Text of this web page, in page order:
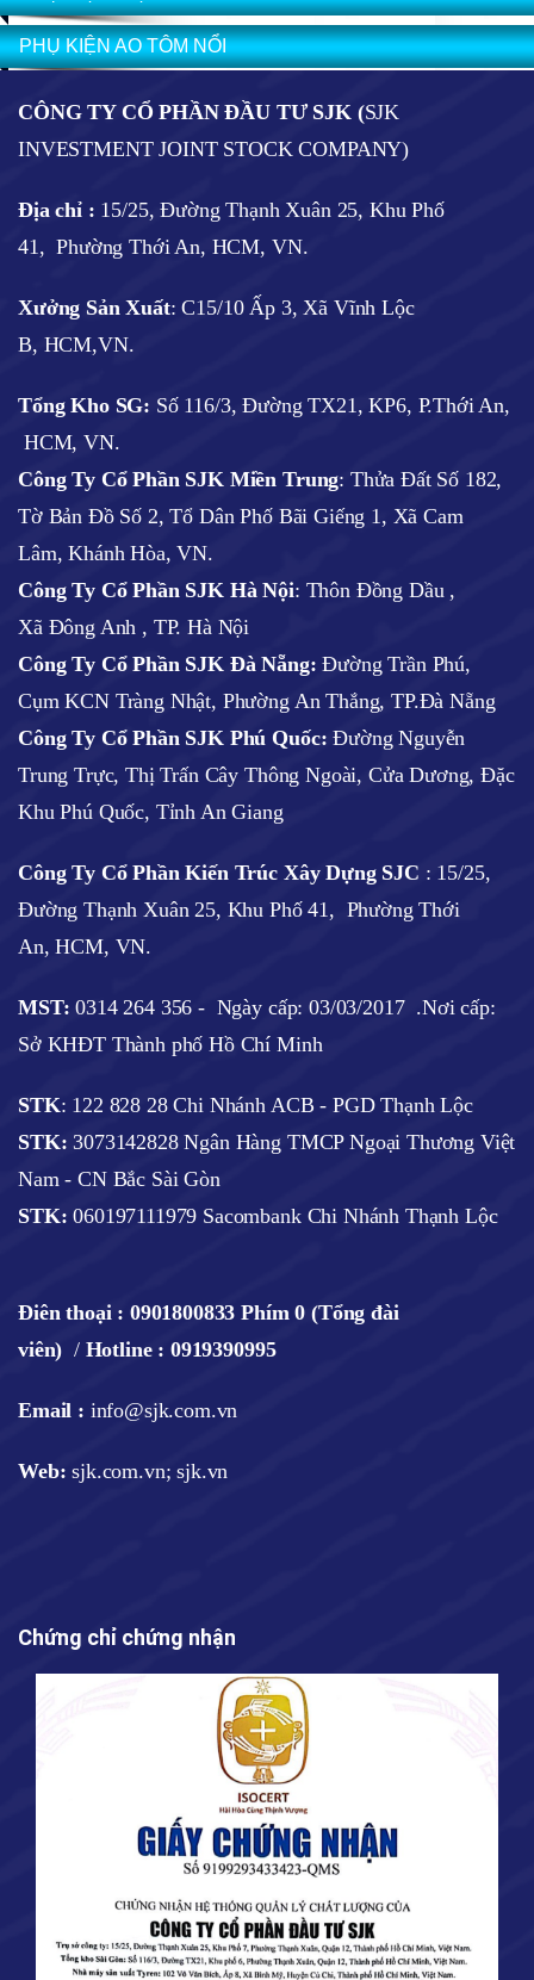
PHỤ KIỆN AO TÔM NỔI
CÔNG TY CỔ PHẦN ĐẦU TƯ SJK (SJK
INVESTMENT JOINT STOCK COMPANY)
Địa chỉ : 15/25, Đường Thạnh Xuân 25, Khu Phố
41, Phường Thới An, HCM, VN.
Xưởng Sản Xuất: C15/10 Ấp 3, Xã Vĩnh Lộc
B, HCM,VN.
Tổng Kho SG: Số 116/3, Đường TX21, KP6, P.Thới An,
HCM, VN.
Công Ty Cổ Phần SJK Miền Trung: Thửa Đất Số 182,
Tờ Bản Đồ Số 2, Tổ Dân Phố Bãi Giếng 1, Xã Cam
Lâm, Khánh Hòa, VN.
Công Ty Cổ Phần SJK Hà Nội: Thôn Đồng Dầu ,
Xã Đông Anh , TP. Hà Nội
Công Ty Cổ Phần SJK Đà Nẵng: Đường Trần Phú,
Cụm KCN Tràng Nhật, Phường An Thắng, TP.Đà Nẵng
Công Ty Cổ Phần SJK Phú Quốc: Đường Nguyễn
Trung Trực, Thị Trấn Cây Thông Ngoài, Cửa Dương, Đặc
Khu Phú Quốc, Tỉnh An Giang
Công Ty Cổ Phần Kiến Trúc Xây Dựng SJC : 15/25,
Đường Thạnh Xuân 25, Khu Phố 41, Phường Thới
An, HCM, VN.
MST:0314 264 356 - Ngày cấp: 03/03/2017 .Nơi cấp:
Sở KHĐT Thành phố Hồ Chí Minh
STK: 122 828 28 Chi Nhánh ACB - PGD Thạnh Lộc
STK: 3073142828 Ngân Hàng TMCP Ngoại Thương Việt
Nam - CN Bắc Sài Gòn
STK:060197111979 Sacombank Chi Nhánh Thạnh Lộc
Điên thoại : 0901800833 Phím 0 (Tổng đài
viên) / Hotline : 0919390995
Email : info@sjk.com.vn
Web: sjk.com.vn; sjk.vn
Chứng chỉ chứng nhận